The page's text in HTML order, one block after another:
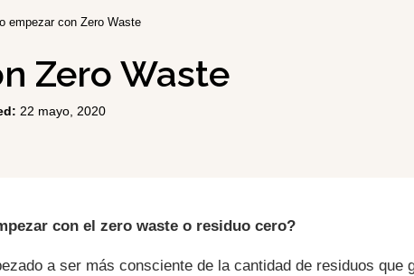
empezar con Zero Waste
Zero Waste
22 mayo, 2020
con el zero waste o residuo cero?
a ser más consciente de la cantidad de residuos que